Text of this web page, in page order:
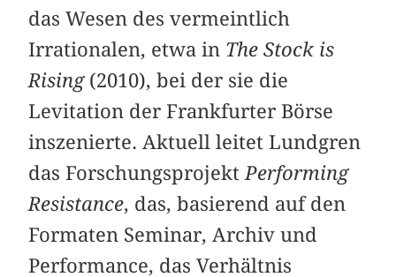
das Wesen des vermeintlich
Irrationalen, etwa in The Stock is
Rising(2010), bei der sie die
Levitation der Frankfurter Börse
inszenierte. Aktuell leitet Lundgren
das Forschungsprojekt Performing
Resistance, das, basierend auf den
Formaten Seminar, Archiv und
Performance, das Verhältnis